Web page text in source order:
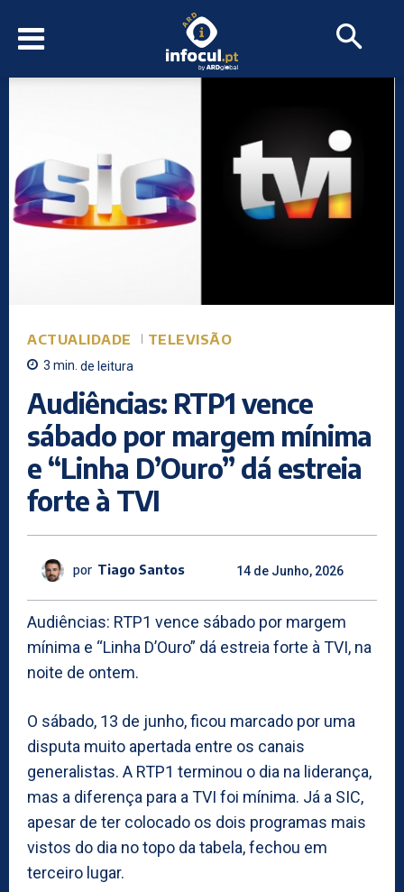
ACTUALIDADE TELEVISÃO
3 min. de leitura
Audiências: RTP1 vence
sábado por margem mínima
e “Linha D’Ouro” dá estreia
forte à TVI
por Tiago Santos 14 de Junho, 2026
Audiências: RTP1 vence sábado por margem
mínima e “Linha D’Ouro” dá estreia forte à TVI, na
noite de ontem.
O sábado, 13 de junho, ficou marcado por uma
disputa muito apertada entre os canais
generalistas. A RTP1 terminou o dia na liderança,
mas a diferença para a TVI foi mínima. Já a SIC,
apesar de ter colocado os dois programas mais
vistos do dia no topo da tabela, fechou em
terceiro lugar.